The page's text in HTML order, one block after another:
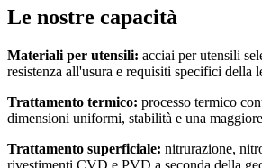
Le nostre capacità
Materiali per utensili: acciai per utensili
resistenza all'usura e requisiti specifici della
Trattamento termico: processo termico
dimensioni uniformi, stabilità e una
Trattamento superficiale: nitrurazione,